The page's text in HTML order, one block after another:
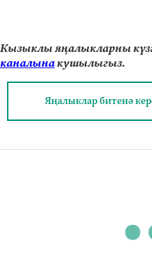
Кызыклы яңалыкларны
каналынакушылыгыз.
Яңалыклар битенә